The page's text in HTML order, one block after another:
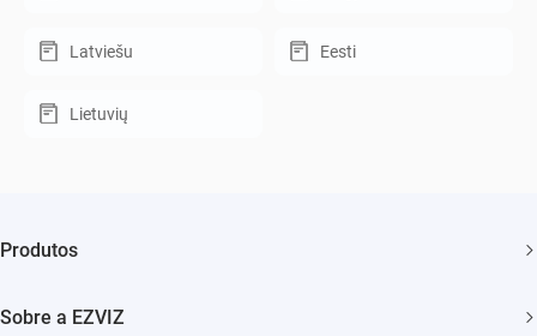
Latviešu Eesti
Lietuvių
Produtos
Sobre a EZVIZ